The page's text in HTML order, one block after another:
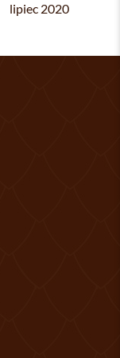
lipiec 2020